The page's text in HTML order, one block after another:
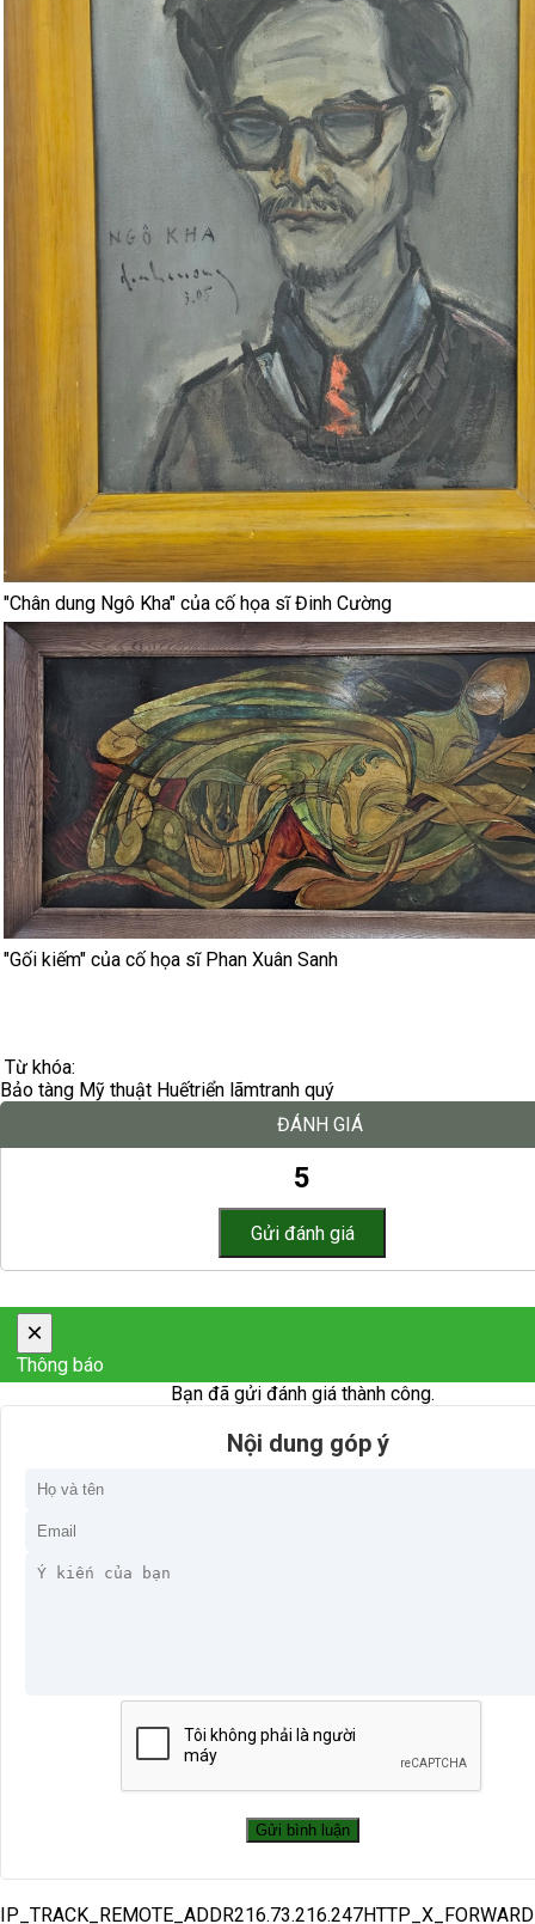
"Chân dung Ngô Kha" của cố họa sĩ Đinh Cường
"Gối kiếm" của cố họa sĩ Phan Xuân Sanh
Từ khóa:
Bảo tàng Mỹ thuật Huếtriển lãmtranh quý
ĐÁNH GIÁ
5
×
Thông báo
Bạn đã gửi đánh giá thành công.
Nội dung góp ý